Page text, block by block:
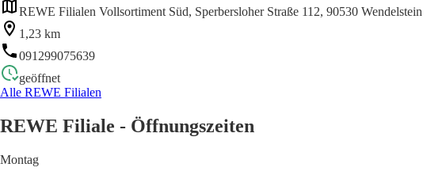
REWE Filialen Vollsortiment Süd, Sperbersloher Straße 112, 90530 Wendelstein
1,23 km
091299075639
geöffnet
Alle REWE Filialen
REWE Filiale - Öffnungszeiten
Montag